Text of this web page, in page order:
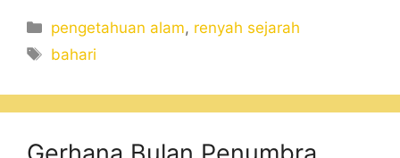
Categories
pengetahuan alam, renyah sejarah
Tags
bahari